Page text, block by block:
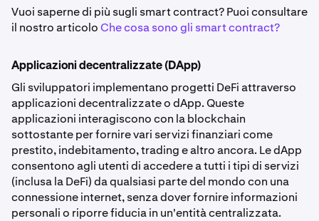
Vuoi saperne di più sugli smart contract? Puoi consultare
il nostro articolo Che cosa sono gli smart contract?
Applicazioni decentralizzate (DApp)
Gli sviluppatori implementano progetti DeFi attraverso
applicazioni decentralizzate o dApp. Queste
applicazioni interagiscono con la blockchain
sottostante per fornire vari servizi finanziari come
prestito, indebitamento, trading e altro ancora. Le dApp
consentono agli utenti di accedere a tutti i tipi di servizi
(inclusa la DeFi) da qualsiasi parte del mondo con una
connessione internet, senza dover fornire informazioni
personali o riporre fiducia in un'entità centralizzata.